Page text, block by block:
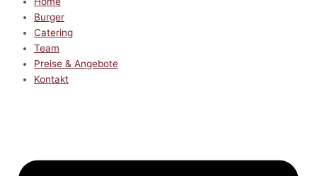
Burger
Catering
Team
Preise & Angebote
Kontakt